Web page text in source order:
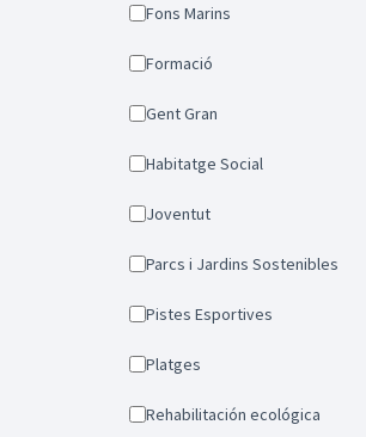
Fons Marins
Formació
Gent Gran
Habitatge Social
Joventut
Parcs i Jardins Sostenibles
Pistes Esportives
Platges
Rehabilitación ecológica